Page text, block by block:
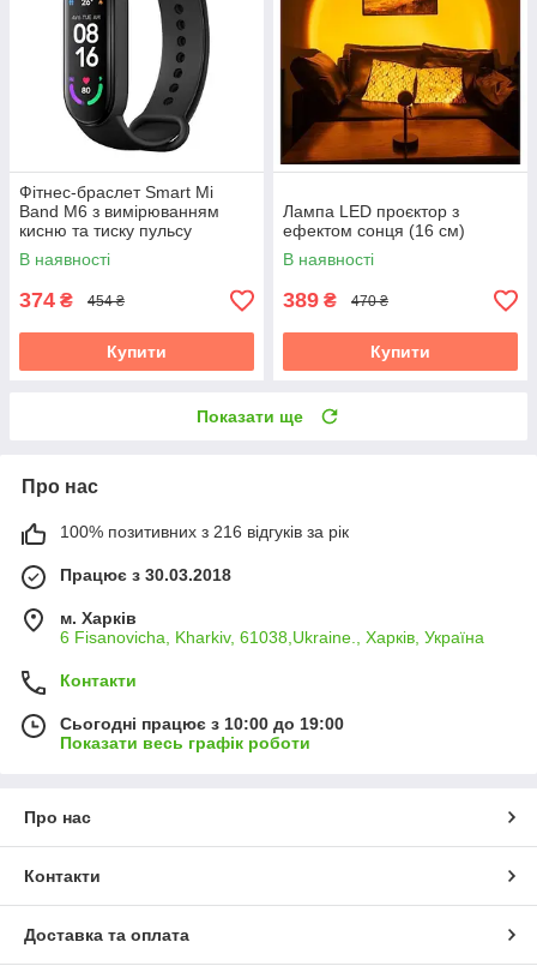
Фітнес-браслет Smart Mi
Band M6 з вимірюванням
кисню та тиску пульсу
В наявності
374 ₴ 454 ₴
Купити
Лампа LED проєктор з
ефектом сонця (16 см)
В наявності
389 ₴ 470 ₴
Купити
Показати ще
Про нас
100% позитивних з 216 відгуків за рік
Працює з 30.03.2018
м. Харків
6 Fisanovicha, Kharkiv, 61038,Ukraine., Харків, Україна
Контакти
Сьогодні працює з 10:00 до 19:00
Показати весь графік роботи
Про нас
Контакти
Доставка та оплата